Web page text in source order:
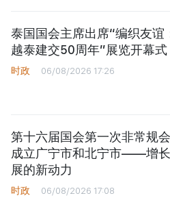
泰国国会主席出席“编织友谊
越泰建交50周年”展览开幕式
时政 06/08/2026 17:26
第十六届国会第一次非常规会
成立广宁市和北宁市——增
展的新动力
时政 06/08/2026 17:08